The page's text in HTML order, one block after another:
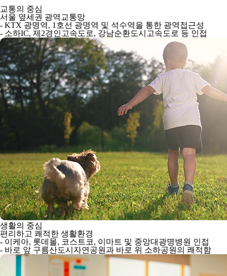
교통의 중심
서울 옆세권 광역교통망
- KTX 광명역, 1호선 광명역 및 석수역을 통한 광역접근성
- 소하IC, 제2경인고속도로, 강남순환도시고속도로 등 인접
생활의 중심
편리하고 쾌적한 생활환경
- 이케아, 롯데몰, 코스트코, 이마트 및 중앙대광명병원 인접
- 바로 앞 구름산도시자연공원과 바로 위 소하공원의 쾌적함